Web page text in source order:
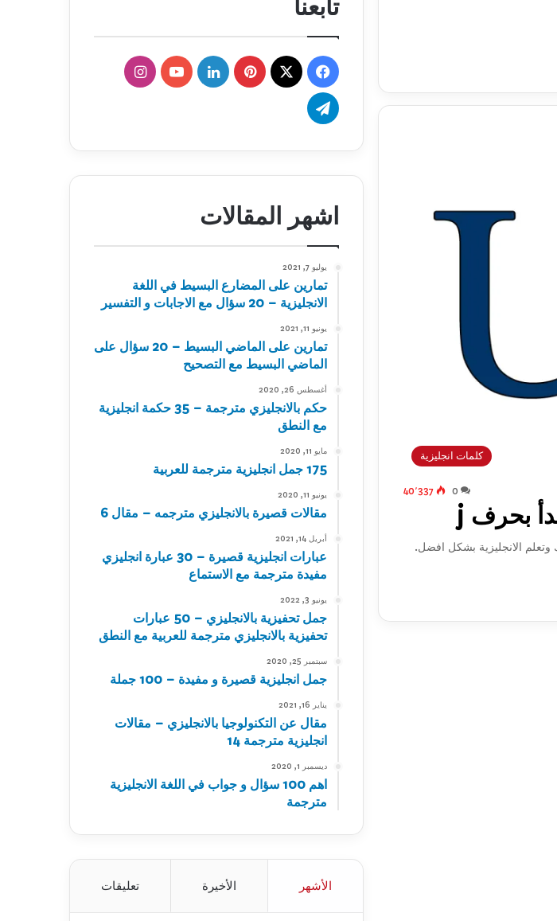
كلمات انجليزية
0 40٬337
تابعنا
فيسبوك
‫X بينتيريستلينكدإن‫YouTubeانستقرام
تيلقرام
اشهر المقالات
يوليو 7, 2021
تمارين على المضارع البسيط في اللغة
الانجليزية – 20 سؤال مع الاجابات و التفسير
يونيو 11, 2021
تمارين على الماضي البسيط – 20 سؤال على
الماضي البسيط مع التصحيح
أغسطس 26, 2020
حكم بالانجليزي مترجمة – 35 حكمة انجليزية
مع النطق
مايو 11, 2020
175 جمل انجليزية مترجمة للعربية
يونيو 11, 2020
مقالات قصيرة بالانجليزي مترجمه – مقال 6
أبريل 14, 2021
عبارات انجليزية قصيرة – 30 عبارة انجليزي
مفيدة مترجمة مع الاستماع
يونيو 3, 2022
جمل تحفيزية بالانجليزي – 50 عبارات
تحفيزية بالانجليزي مترجمة للعربية مع النطق
سبتمبر 25, 2020
جمل انجليزية قصيرة و مفيدة – 100 جملة
يناير 16, 2021
مقال عن التكنولوجيا بالانجليزي – مقالات
انجليزية مترجمة 14
ديسمبر 1, 2020
اهم 100 سؤال و جواب في اللغة الانجليزية
مترجمة
الأشهر الأخيرة تعليقات